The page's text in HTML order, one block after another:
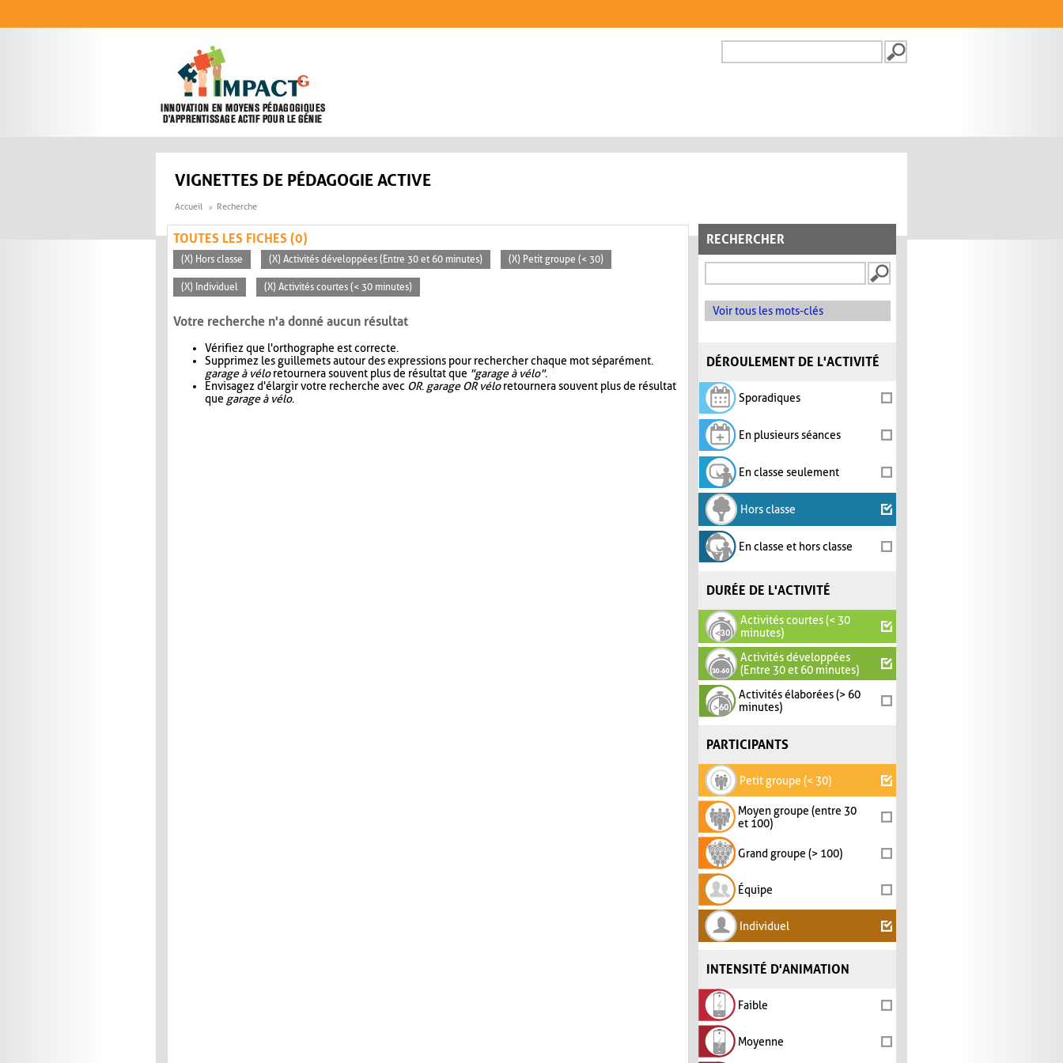
FORMULAIRE DE
VIGNETTES DE PÉDAGOGIE ACTIVE
Accueil Recherche
RECHERCHER
Voir tous les mots-clés
DÉROULEMENT DE L'ACTIVITÉ
Sporadiques
En plusieurs séances
En classe seulement
Hors classe
En classe et hors classe
DURÉE DE L'ACTIVITÉ
Activités courtes (< 30
minutes)
Activités développées
(Entre 30 et 60 minutes)
Activités élaborées (> 60
minutes)
PARTICIPANTS
Petit groupe (< 30)
Moyen groupe (entre 30
et 100)
Grand groupe (> 100)
Équipe
Individuel
INTENSITÉ D'ANIMATION
Faible
Moyenne
TOUTES LES FICHES (0)
(X) Hors classe (X) Activités développées (Entre 30 et 60 minutes) (X) Petit groupe (< 30)
(X) Individuel (X) Activités courtes (< 30 minutes)
Votre recherche n'a donné aucun résultat
Vérifiez que l'orthographe est correcte.
Supprimez les guillemets autour des expressions pour rechercher chaque mot séparément.
garage à véloretournera souvent plus de résultat que "garage à vélo".
Envisagez d'élargir votre recherche avec OR. garage OR véloretournera souvent plus de résultat
que garage à vélo.